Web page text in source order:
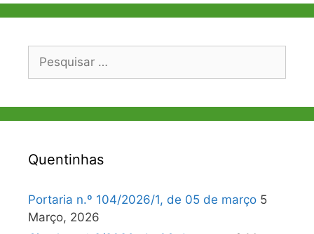
Pesquisar
Quentinhas
Portaria n.º 104/2026/1, de 05 de março 5
Março, 2026